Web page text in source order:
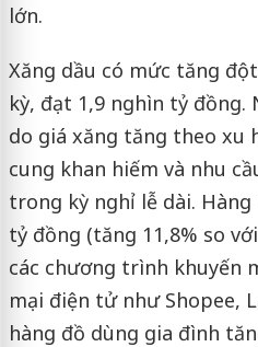
lớn.
Xăng dầu có mức tăng
kỳ, đạt 1,9 nghìn tỷ đồng.
do giá xăng tăng theo xu
cung khan hiếm và nhu
trong kỳ nghỉ lễ dài.
tỷ đồng (tăng 11,8% so
các chương trình khuyến
mại điện tử như Shopee,
hàng đồ dùng gia đình